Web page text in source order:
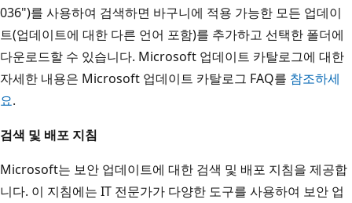
036")를 사용하여 검색하면 바구니에 적용 가능한 모든 업데이
트(업데이트에 대한 다른 언어 포함)를 추가하고 선택한 폴더에
다운로드할 수 있습니다. Microsoft 업데이트 카탈로그에 대한
자세한 내용은 Microsoft 업데이트 카탈로그 FAQ를 참조하세
요.
검색 및 배포 지침
Microsoft는 보안 업데이트에 대한 검색 및 배포 지침을 제공합
니다. 이 지침에는 IT 전문가가 다양한 도구를 사용하여 보안 업